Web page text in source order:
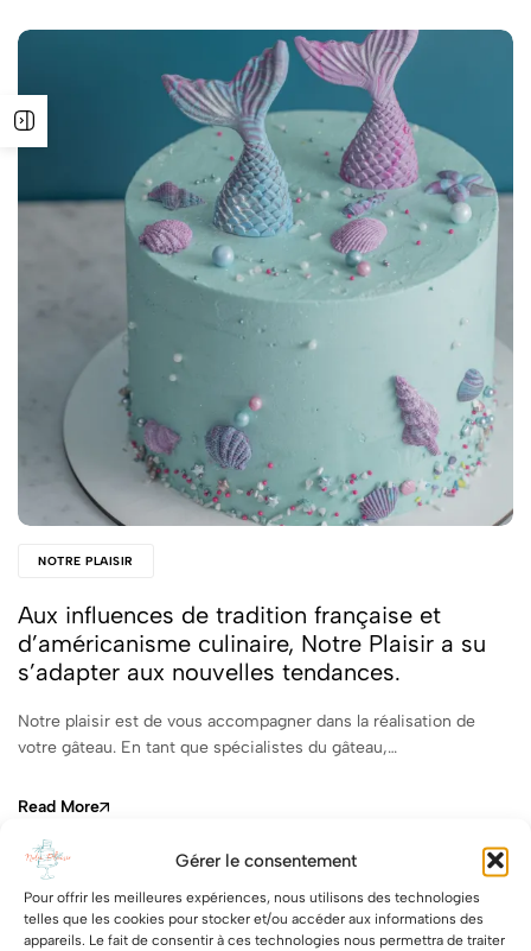
Gérer le consentement
Pour offrir les meilleures expériences, nous utilisons des technologies
telles que les cookies pour stocker et/ou accéder aux informations des
appareils. Le fait de consentir à ces technologies nous permettra de traiter
NOTRE PLAISIR
Aux influences de tradition française et
d’américanisme culinaire, Notre Plaisir a su
s’adapter aux nouvelles tendances.
Notre plaisir est de vous accompagner dans la réalisation de
votre gâteau. En tant que spécialistes du gâteau,…
Read More